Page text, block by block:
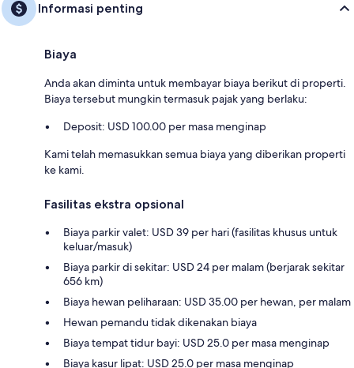
Informasi penting
Biaya
Anda akan diminta untuk membayar biaya berikut di properti.
Biaya tersebut mungkin termasuk pajak yang berlaku:
Deposit: USD 100.00 per masa menginap
Kami telah memasukkan semua biaya yang diberikan properti
ke kami.
Fasilitas ekstra opsional
Biaya parkir valet: USD 39 per hari (fasilitas khusus untuk
keluar/masuk)
Biaya parkir di sekitar: USD 24 per malam (berjarak sekitar
656 km)
Biaya hewan peliharaan: USD 35.00 per hewan, per malam
Hewan pemandu tidak dikenakan biaya
Biaya tempat tidur bayi: USD 25.0 per masa menginap
Biaya kasur lipat: USD 25.0 per masa menginap